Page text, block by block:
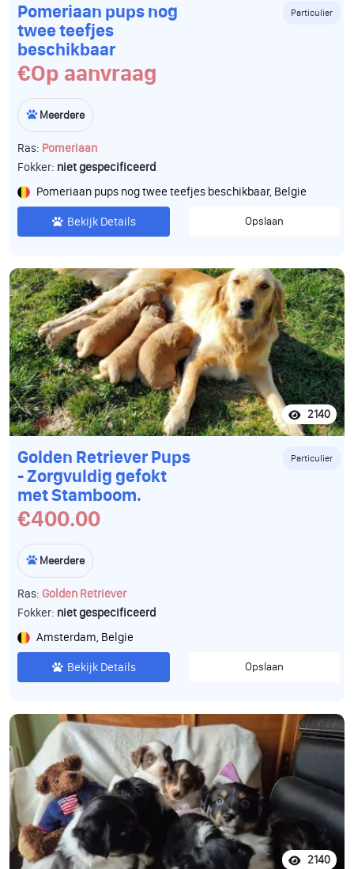
Pomeriaan pups nog
twee teefjes
beschikbaar
Particulier
€Op aanvraag
Meerdere
Ras: Pomeriaan
Fokker: niet gespecificeerd
Pomeriaan pups nog twee teefjes beschikbaar, Belgie
Bekijk Details Opslaan
2140
Golden Retriever Pups
- Zorgvuldig gefokt
met Stamboom.
Particulier
€400.00
Meerdere
Ras: Golden Retriever
Fokker: niet gespecificeerd
Amsterdam, Belgie
Bekijk Details Opslaan
2140